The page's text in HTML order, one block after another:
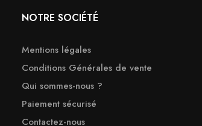
NOTRE SOCIÉTÉ
Mentions légales
Conditions Générales de vente
Qui sommes-nous ?
Paiement sécurisé
Contactez-nous